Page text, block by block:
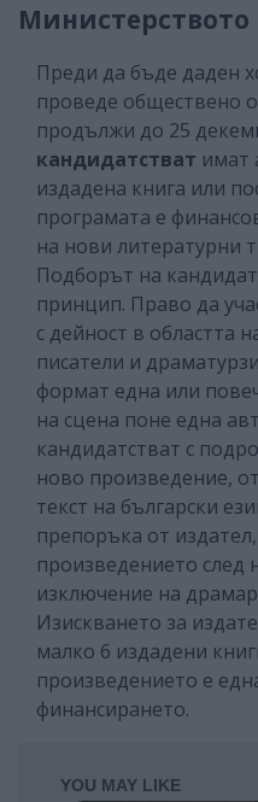
Министерството
Преди да бъде даден
проведе обществено
продължи до 25
кандидатстват имат
издадена книга или
програмата е
на нови литературни
Подборът на
принцип. Право да
с дейност в областта
писатели и
формат една или
на сцена поне една
кандидатстват с
ново произведение,
текст на български
препоръка от
произведението след
изключение на
Изискването за
малко 6 издадени
произведението е
финансирането.